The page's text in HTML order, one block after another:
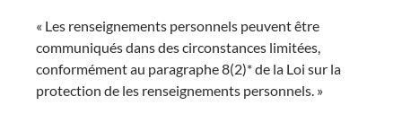
« Les renseignements personnels peuvent être
communiqués dans des circonstances limitées,
conformément au paragraphe 8(2)* de la Loi sur la
protection de les renseignements personnels. »